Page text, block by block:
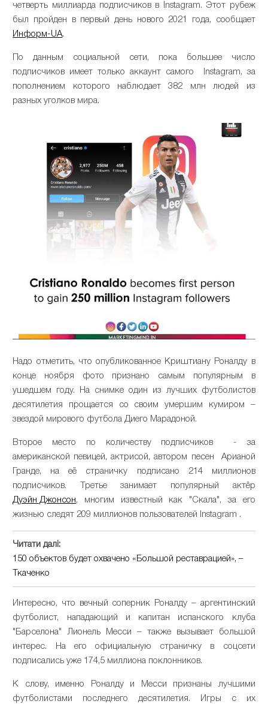
четверть миллиарда подписчиков в Instagram. Этот рубеж
был пройден в первый день нового 2021 года, сообщает
Информ-UA.
По данным социальной сети, пока большее число
подписчиков имеет только аккаунт самого Instagram, за
пополнением которого наблюдает 382 млн людей из
разных уголков мира.
Надо отметить, что опубликованное Криштиану Роналду в
конце ноября фото признано самым популярным в
ушедшем году. На снимке один из лучших футболистов
десятилетия прощается со своим умершим кумиром –
звездой мирового футбола Диего Марадоной.
Второе место по количеству подписчиков - за
американской певицей, актрисой, автором песен Арианой
Гранде, на её страничку подписано 214 миллионов
подписчиков. Третье занимает популярный актёр
Дуэйн Джонсон, многим известный как "Скала", за его
жизнью следят 209 миллионов пользователей Instagram .
Читати далі:
150 объектов будет охвачено «Большой реставрацией», –
Ткаченко
Интересно, что вечный соперник Роналду – аргентинский
футболист, нападающий и капитан испанского клуба
"Барселона" Лионель Месси – также вызывает большой
интерес. На его официальную страничку в соцсети
подписались уже 174,5 миллиона поклонников.
К слову, именно Роналду и Месси признаны лучшими
футболистами последнего десятилетия. Игры с их